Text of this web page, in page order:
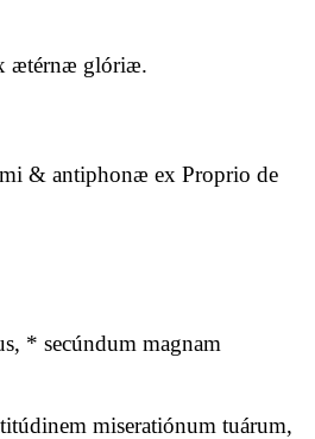
ætérnæ glóriæ.
& antiphonæ ex Proprio de
* secúndum magnam
miseratiónum tuárum,